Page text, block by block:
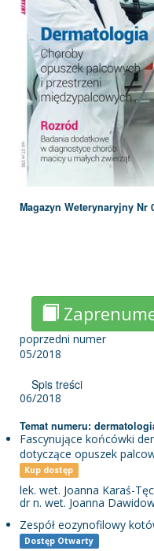
Magazyn Weterynaryjny Nr
poprzedni numer
05/2018
Spis treści
06/2018
Temat numeru:
Fascynujące końcówki
dotyczące opuszek
Kup dostęp
lek. wet. Joanna Karaś-
dr n. wet. Joanna
Zespół eozynofilowy
Dostęp Otwarty